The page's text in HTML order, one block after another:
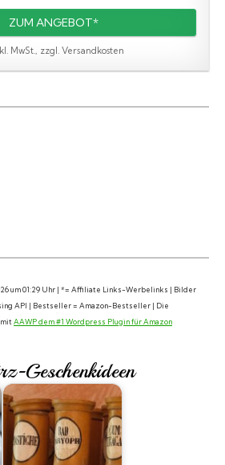
ZUM ANGEBOT*
MwSt., zzgl. Versandkosten
um 01:29 Uhr | *= Affiliate Links-Werbelinks | Bilder
API | Bestseller = Amazon-Bestseller | Die
AAWP dem #1 Wordpress Plugin für Amazon
Geschenkideen